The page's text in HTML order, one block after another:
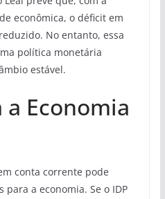
econômica, o déficit em
No entanto, essa
política monetária
estável.
a Economia
conta corrente pode
a economia. Se o IDP